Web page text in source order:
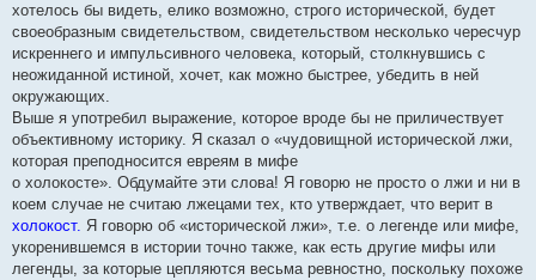
хотелось бы видеть, елико возможно, строго исторической, будет
своеобразным свидетельством, свидетельством несколько чересчур
искреннего и импульсивного человека, который, столкнувшись с
неожиданной истиной, хочет, как можно быстрее, убедить в ней
окружающих.
Выше я употребил выражение, которое вроде бы не приличествует
объективному историку. Я сказал о «чудовищной исторической лжи,
которая преподносится евреям в мифе
о холокосте». Обдумайте эти слова! Я говорю не просто о лжи и ни в
коем случае не считаю лжецами тех, кто утверждает, что верит в
холокост. Я говорю об «исторической лжи», т.е. о легенде или мифе,
укоренившемся в истории точно также, как есть другие мифы или
легенды, за которые цепляются весьма ревностно, поскольку похоже